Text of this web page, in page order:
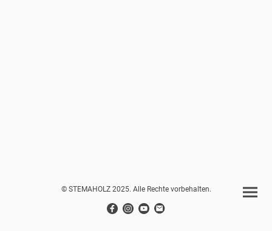
© STEMAHOLZ 2025. Alle Rechte vorbehalten.